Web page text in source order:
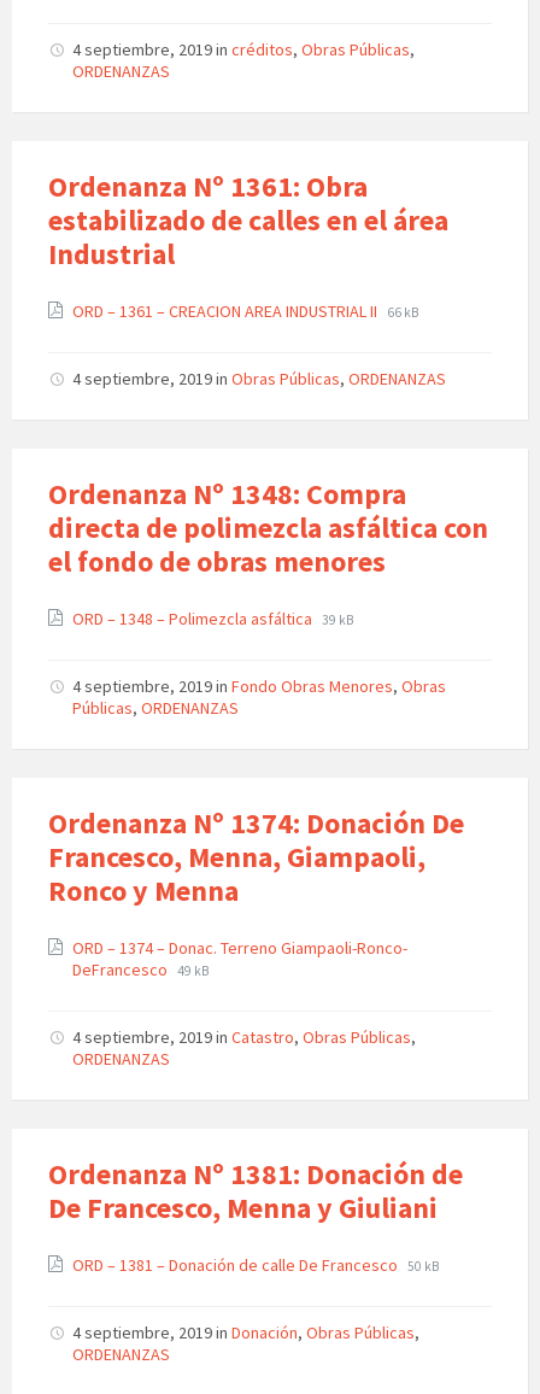
4 septiembre, 2019in créditos, Obras Públicas,
ORDENANZAS
Ordenanza Nº 1361: Obra
estabilizado de calles en el área
Industrial
ORD – 1361 – CREACION AREA INDUSTRIAL II 66 kB
4 septiembre, 2019in Obras Públicas, ORDENANZAS
Ordenanza Nº 1348: Compra
directa de polimezcla asfáltica con
el fondo de obras menores
ORD – 1348 – Polimezcla asfáltica 39 kB
4 septiembre, 2019in Fondo Obras Menores, Obras
Públicas, ORDENANZAS
Ordenanza Nº 1374: Donación De
Francesco, Menna, Giampaoli,
Ronco y Menna
ORD – 1374 – Donac. Terreno Giampaoli-Ronco-
DeFrancesco
49 kB
4 septiembre, 2019in Catastro, Obras Públicas,
ORDENANZAS
Ordenanza Nº 1381: Donación de
De Francesco, Menna y Giuliani
ORD – 1381 – Donación de calle De Francesco 50 kB
4 septiembre, 2019in Donación, Obras Públicas,
ORDENANZAS